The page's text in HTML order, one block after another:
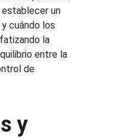
un
cuándo los
la
entre la
de
y